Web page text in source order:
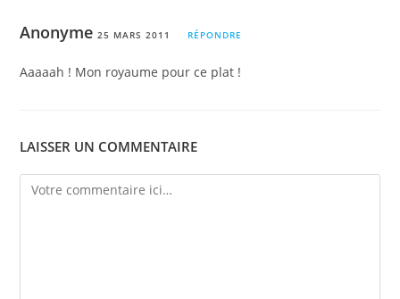
Anonyme 25 MARS 2011 RÉPONDRE
Aaaaah ! Mon royaume pour ce plat !
LAISSER UN COMMENTAIRE
Comment